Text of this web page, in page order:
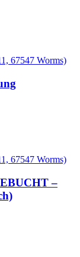
67547 Worms)
67547 Worms)
–